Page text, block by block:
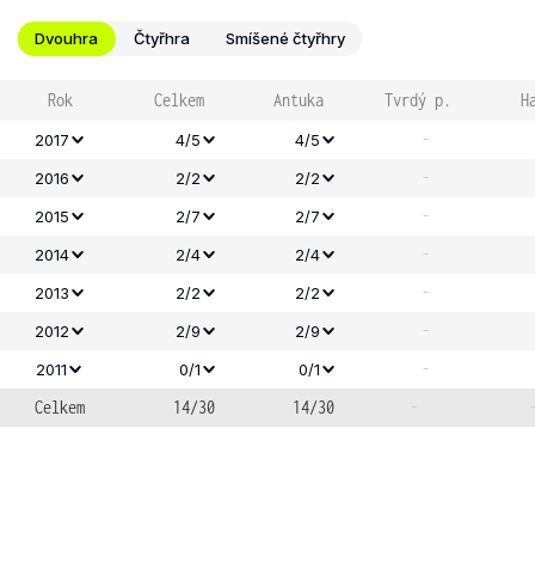
Dvouhra Čtyřhra Smíšené čtyřhry
Rok Celkem Antuka Tvrdý p.
2017 4/5 4/5 -
2016 2/2 2/2 -
2015 2/7 2/7 -
2014 2/4 2/4 -
2013 2/2 2/2 -
2012 2/9 2/9 -
2011 0/1 0/1
-
Celkem
14/30 14/30 -